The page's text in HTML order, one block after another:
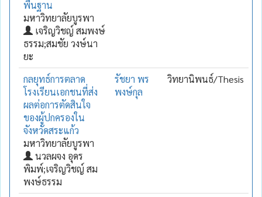
พื้นฐาน
มหาวิทยาลัยบูรพา
เจริญวิชญ์ สมพงษ์
ธรรม;สมชัย วงษ์นา
ยะ
กลยุทธ์การตลาด
โรงเรียนเอกชนที่ส่ง
ผลต่อการตัดสินใจ
ของผู้ปกครองใน
จังหวัดสระแก้ว
มหาวิทยาลัยบูรพา
นวลผจง อุดร
พิมพ์;เจริญวิชญ์ สม
พงษ์ธรรม
รัชยา พร
พงษ์กุล
วิทยานิพนธ์/Thesis